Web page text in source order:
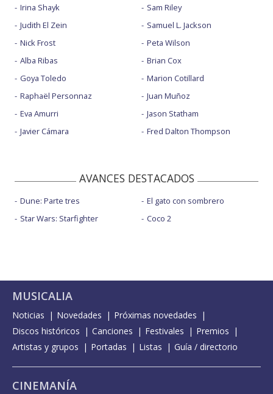
Irina Shayk
Judith El Zein
Nick Frost
Alba Ribas
Goya Toledo
Raphaël Personnaz
Eva Amurri
Javier Cámara
Sam Riley
Samuel L. Jackson
Peta Wilson
Brian Cox
Marion Cotillard
Juan Muñoz
Jason Statham
Fred Dalton Thompson
AVANCES DESTACADOS
Dune: Parte tres
Star Wars: Starfighter
El gato con sombrero
Coco 2
MUSICALIA
Noticias Novedades
Próximas novedades
Discos históricos
Canciones Festivales
Premios
Artistas y grupos
Portadas Listas Guía / directorio
CINEMANÍA